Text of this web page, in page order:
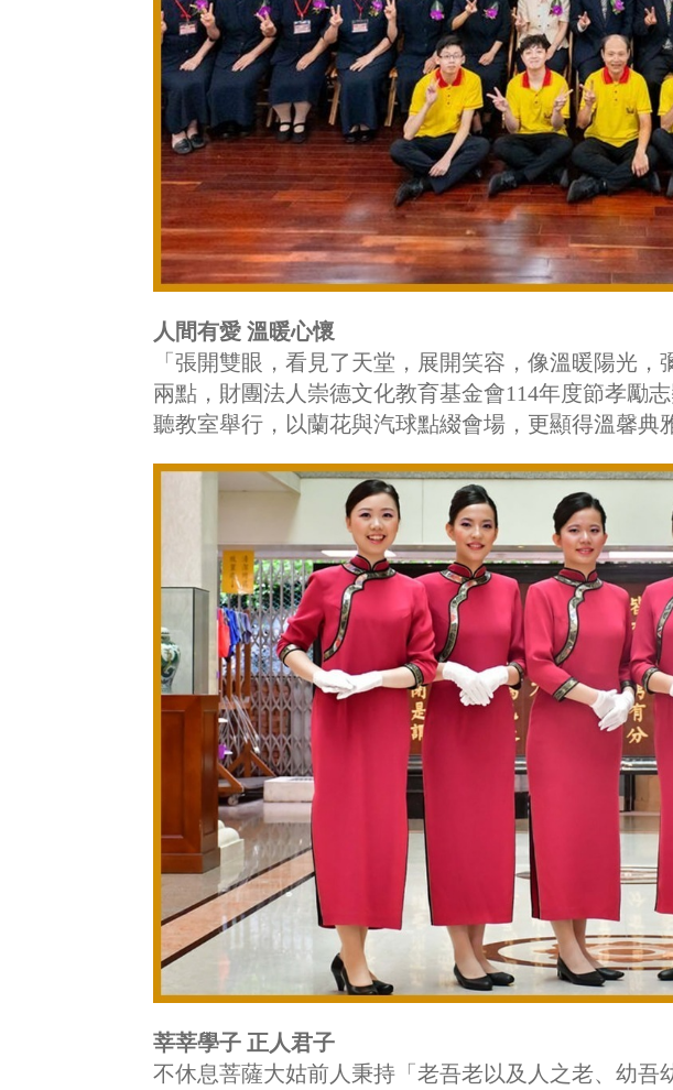
人間有愛 溫暖心懷
「張開雙眼，看見了天堂，展開笑容，像溫暖陽光
兩點，財團法人崇德文化教育基金會114年度節孝勵
聽教室舉行，以蘭花與汽球點綴會場，更顯得溫馨典
莘莘學子 正人君子
不休息菩薩大姑前人秉持「老吾老以及人之老、幼吾